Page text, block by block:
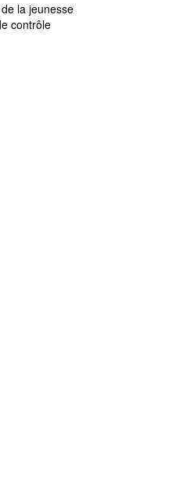
la jeunesse
contrôle